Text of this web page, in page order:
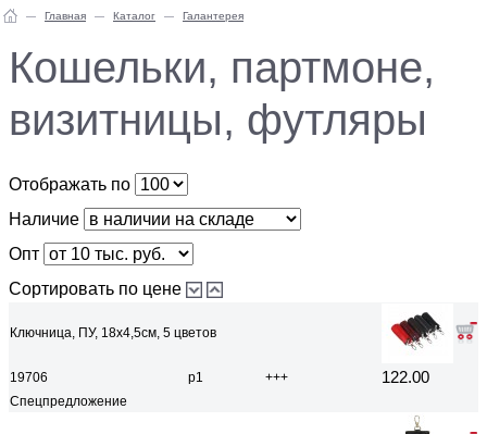
Главная Каталог Галантерея
Кошельки, партмоне,
визитницы, футляры
Отображать по
Наличие
Опт
Сортировать по цене
Ключница, ПУ, 18х4,5см, 5 цветов
19706 р1 +++ 122.00
Спецпредложение